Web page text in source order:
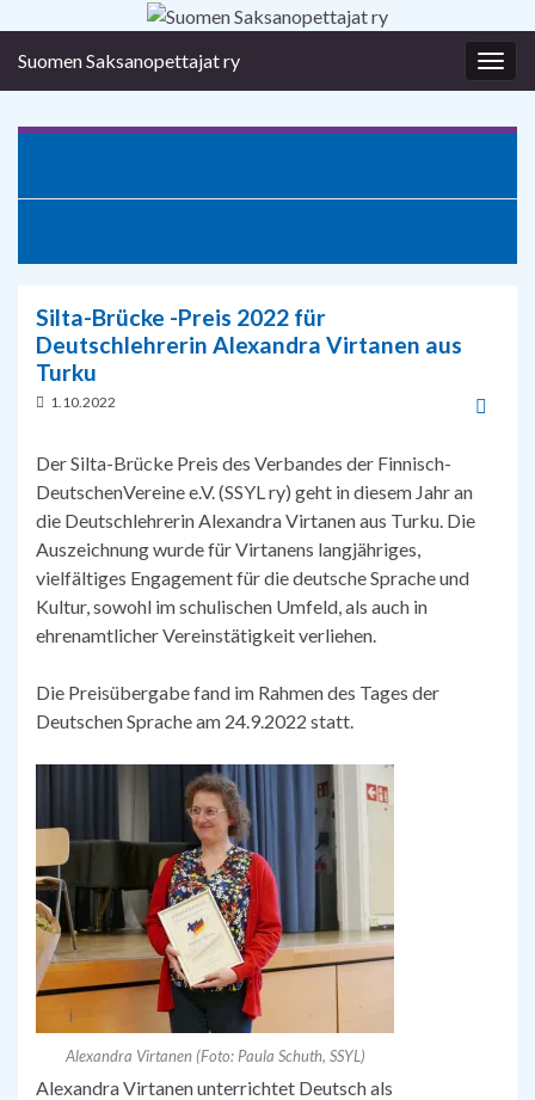
Suomen Saksanopettajat ry
Silta-Brücke -Preis 2022 für
Deutschlehrerin Alexandra Virtanen aus
Turku
1.10.2022
Der Silta-Brücke Preis des Verbandes der Finnisch-
DeutschenVereine e.V. (SSYL ry) geht in diesem Jahr an
die Deutschlehrerin Alexandra Virtanen aus Turku. Die
Auszeichnung wurde für Virtanens langjähriges,
vielfältiges Engagement für die deutsche Sprache und
Kultur, sowohl im schulischen Umfeld, als auch in
ehrenamtlicher Vereinstätigkeit verliehen.
Die Preisübergabe fand im Rahmen des Tages der
Deutschen Sprache am 24.9.2022 statt.
Alexandra Virtanen (Foto: Paula Schuth, SSYL)
Alexandra Virtanen unterrichtet Deutsch als